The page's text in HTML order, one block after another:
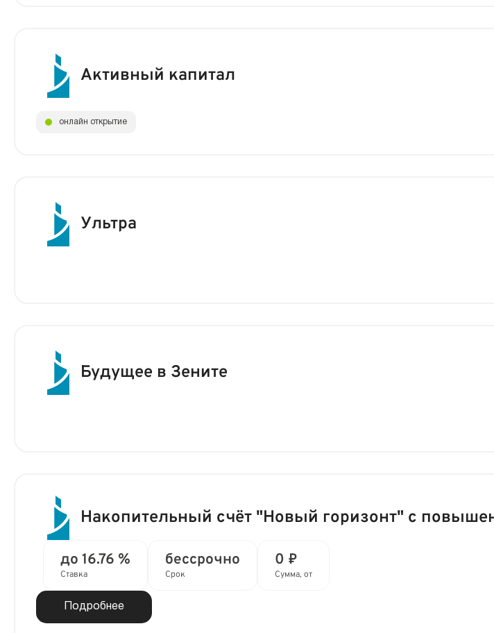
Активный капитал
онлайн открытие
Ультра
Будущее в Зените
Накопительный счёт "Новый горизонт" с
до 16.76 %
Ставка
бессрочно
Срок
0 ₽
Сумма, от
Подробнее